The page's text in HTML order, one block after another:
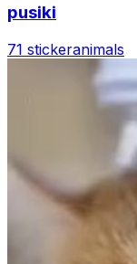
pusiki
71 stickeranimals